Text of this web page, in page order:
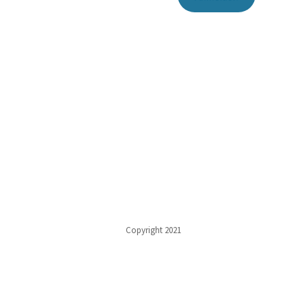
Copyright 2021